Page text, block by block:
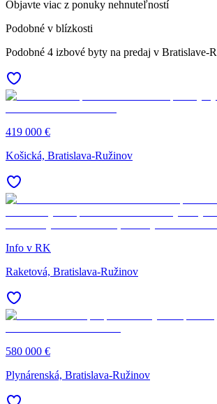
Objavte viac z ponuky nehnuteľností
Podobné v blízkosti
Podobné 4 izbové byty na predaj v Bratislave-
419 000 €
Košická, Bratislava-Ružinov
Info v RK
Raketová, Bratislava-Ružinov
580 000 €
Plynárenská, Bratislava-Ružinov